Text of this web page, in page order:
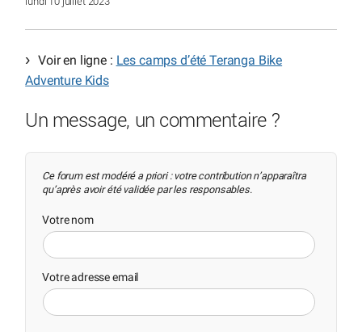
Voir en ligne : Les camps d’été Teranga Bike
Adventure Kids
Un message, un commentaire ?
Ce forum est modéré a priori : votre contribution n’apparaîtra
qu’après avoir été validée par les responsables.
Votre nom
Votre adresse email